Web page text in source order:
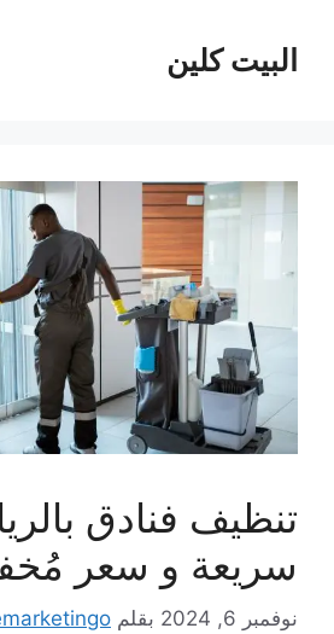
المحتوىالبيت كلين
تنظيف فنادق
سريعة و سعر
نوفمبر 6, 2024 بقلم